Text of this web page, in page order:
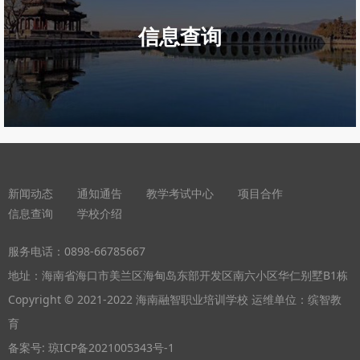
信息查询
新闻动态 通知通告 教学考试中心
项目合作
信息查询
学校介绍
服务电话： 0898-66785667
地址：海南省海口市美兰区海甸岛东部开发区南六小区华仁别墅B1栋
Copyright © 2021-2022 海南融智职业培训学校 运维单位：缤智教
育
备案号: 琼ICP备2021005343号-1